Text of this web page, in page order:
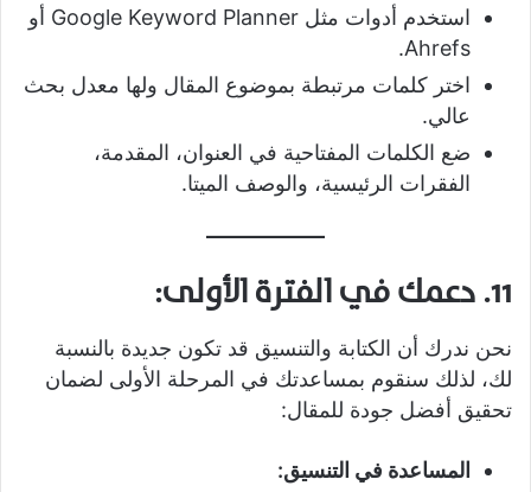
استخدم أدوات مثل Google Keyword Planner أو
Ahrefs.
اختر كلمات مرتبطة بموضوع المقال ولها معدل بحث
عالي.
ضع الكلمات المفتاحية في العنوان، المقدمة،
الفقرات الرئيسية، والوصف الميتا.
11. دعمك في الفترة الأولى:
نحن ندرك أن الكتابة والتنسيق قد تكون جديدة بالنسبة
لك، لذلك سنقوم بمساعدتك في المرحلة الأولى لضمان
تحقيق أفضل جودة للمقال:
المساعدة في التنسيق: